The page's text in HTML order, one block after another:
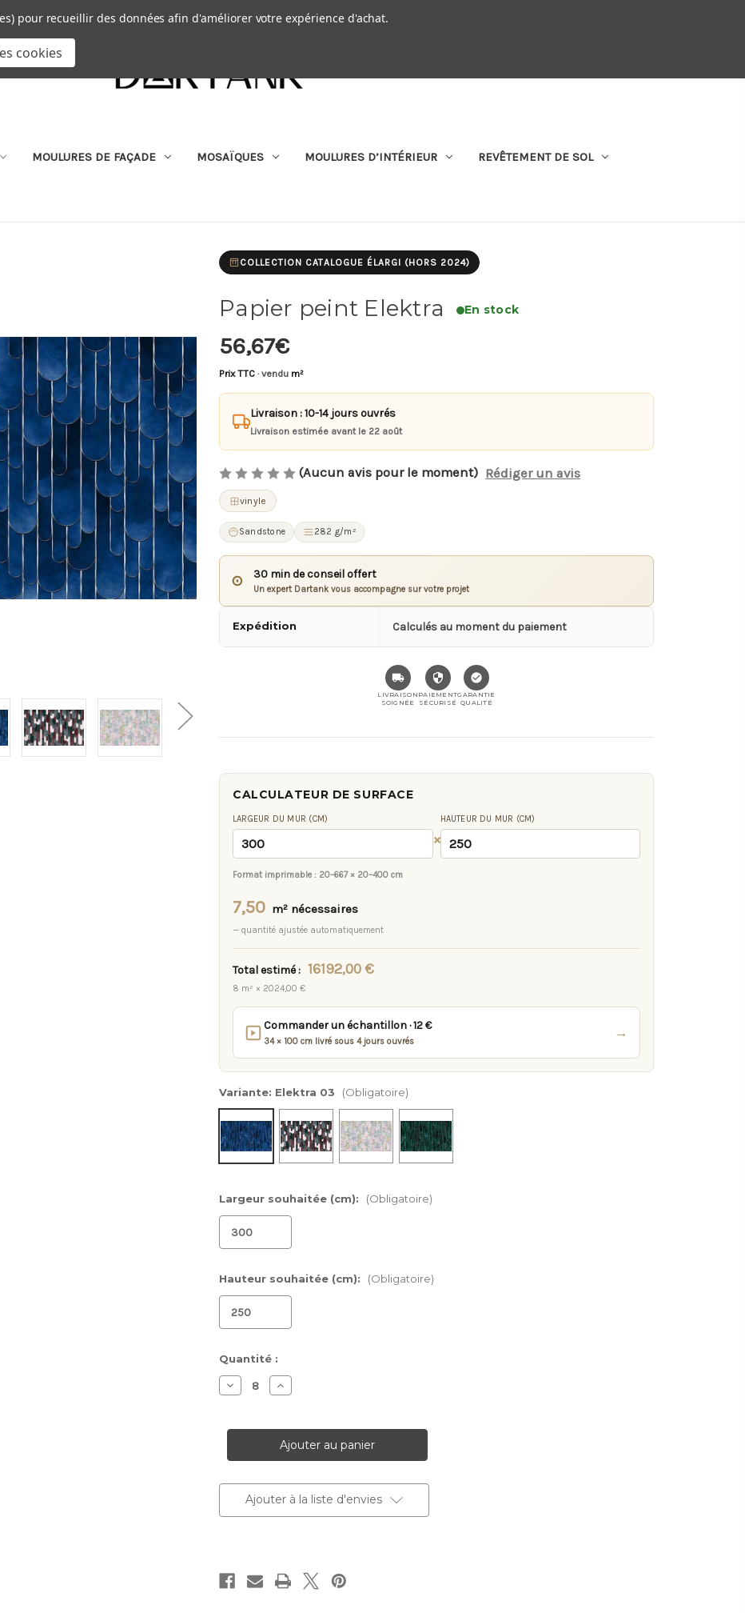
| RECHERCHER QUI SOMMES-NOUS
MOULURES DE FAÇADE MOSAÏQUES MOULURES D’INTÉRIEUR REVÊTEMENT DE SOL
COLLECTION CATALOGUE ÉLARGI (HORS 2024)
Papier peint Elektra En stock
56,67€
Prix TTC · vendu m²
Livraison : 10-14 jours ouvrés
Livraison estimée avant le 22 août
(Aucun avis pour le moment) Rédiger un avis
vinyle
Sandstone 282 g/m²
⊙ 30 min de conseil offert
Un expert Dartank vous accompagne sur votre projet
Expédition Calculés au moment du paiement
LIVRAISON
SOIGNÉE
PAIEMENT
SÉCURISÉ
GARANTIE
QUALITÉ
CALCULATEUR DE SURFACE
LARGEUR DU MUR (CM)
×
HAUTEUR DU MUR (CM)
Format imprimable : 20–667 × 20–400 cm
7,50 m² nécessaires
— quantité ajustée automatiquement
Total estimé : 16192,00 €
8 m² × 2024,00 €
Commander un échantillon · 12 €
34 × 100 cm livré sous 4 jours ouvrés
→
Variante: Elektra 03 (Obligatoire)
Largeur souhaitée (cm): (Obligatoire)
Hauteur souhaitée (cm): (Obligatoire)
Stock
actuel :
Quantité :
Diminuer
la
Papier
Augmenter
la
Papier
peint
Elektra
Ajouter à la liste d'envies
pour recueillir des données afin d'améliorer votre expérience d'achat.
cookies